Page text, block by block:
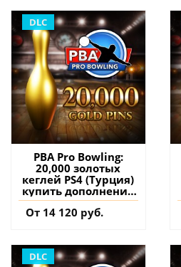
DLC
PBA Pro Bowling:
20,000 золотых
кеглей PS4 (Турция)
купить дополнение
на аккаунт
От 14 120 руб.
DLC